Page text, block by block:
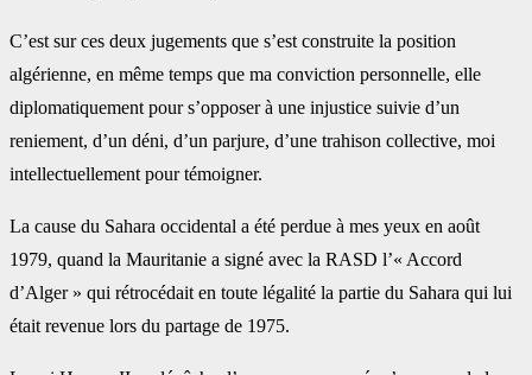
C’est sur ces deux jugements que s’est construite la position
algérienne, en même temps que ma conviction personnelle, elle
diplomatiquement pour s’opposer à une injustice suivie d’un
reniement, d’un déni, d’un parjure, d’une trahison collective, moi
intellectuellement pour témoigner.
La cause du Sahara occidental a été perdue à mes yeux en août
1979, quand la Mauritanie a signé avec la RASD l’« Accord
d’Alger » qui rétrocédait en toute légalité la partie du Sahara qui lui
était revenue lors du partage de 1975.